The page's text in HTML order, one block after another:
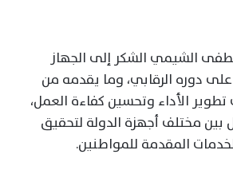
الشيمي الشكر إلى الجهاز
دوره الرقابي، وما يقدمه من
الأداء وتحسين كفاءة العمل،
بين مختلف أجهزة الدولة لتحقيق
المقدمة للمواطنين.